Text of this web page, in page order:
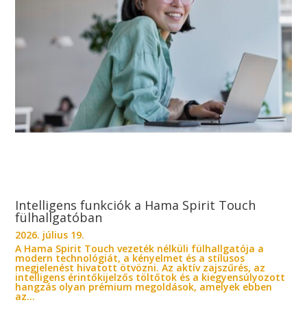
Intelligens funkciók a Hama Spirit Touch
fülhallgatóban
2026. július 19.
A Hama Spirit Touch vezeték nélküli fülhallgatója a
modern technológiát, a kényelmet és a stílusos
megjelenést hivatott ötvözni. Az aktív zajszűrés, az
intelligens érintőkijelzős töltőtok és a kiegyensúlyozott
hangzás olyan prémium megoldások, amelyek ebben
az...